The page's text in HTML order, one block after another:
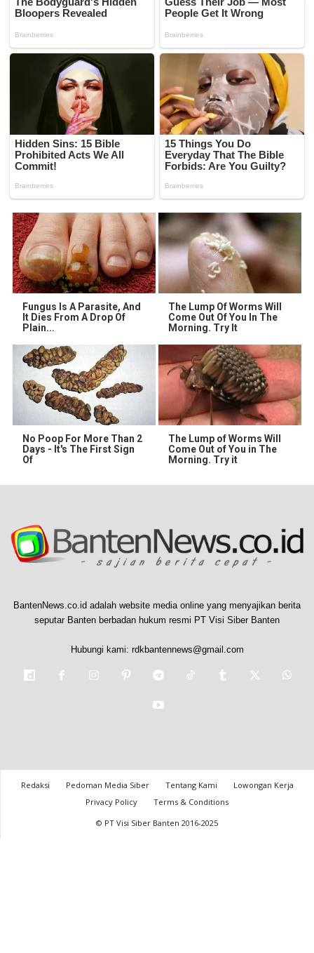
Fungus Is A Parasite, And
It Dies From A Drop Of
Plain...
The Lump Of Worms Will
Come Out Of You In The
Morning. Try It
No Poop For More Than 2
Days - It's The First Sign
Of
The Lump of Worms Will
Come Out of You in The
Morning. Try it
BantenNews.co.id adalah website media online yang menyajikan berita
seputar Banten berbadan hukum resmi PT Visi Siber Banten
Hubungi kami: rdkbantennews@gmail.com
Redaksi Pedoman Media Siber Tentang Kami
Lowongan Kerja
Privacy Policy
Terms & Conditions
© PT Visi Siber Banten 2016-2025